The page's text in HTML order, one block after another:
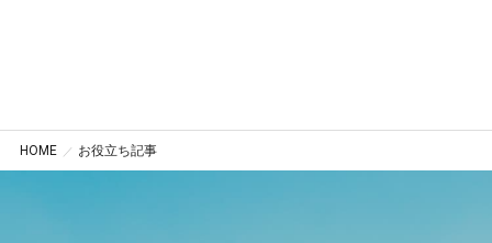
HOME お役立ち記事